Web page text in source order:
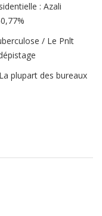
: Azali
/ Le Pnlt
plupart des bureaux